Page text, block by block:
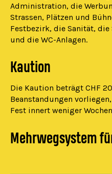
Administration, die
Strassen, Plätzen und
Festbezirk, die Sanität,
und die WC-Anlagen.
Kaution
Die Kaution beträgt CHF
Beanstandungen
Fest innert weniger
Mehrwegsystem